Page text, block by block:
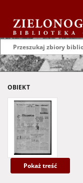
OBIEKT
Pokaż treść